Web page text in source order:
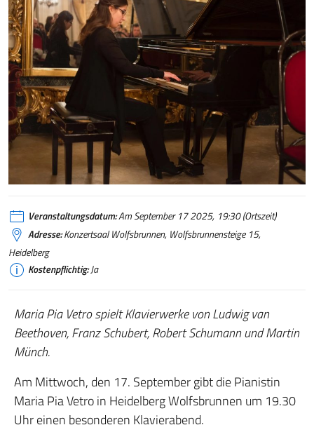
Veranstaltungsdatum:Am September 17 2025, 19:30 (Ortszeit)
Adresse:Konzertsaal Wolfsbrunnen, Wolfsbrunnensteige 15,
Heidelberg
Kostenpflichtig:Ja
Maria Pia Vetro spielt Klavierwerke von Ludwig van
Beethoven, Franz Schubert, Robert Schumann und Martin
Münch.
Am Mittwoch, den 17. September gibt die Pianistin
Maria Pia Vetro in Heidelberg Wolfsbrunnen um 19.30
Uhr einen besonderen Klavierabend.